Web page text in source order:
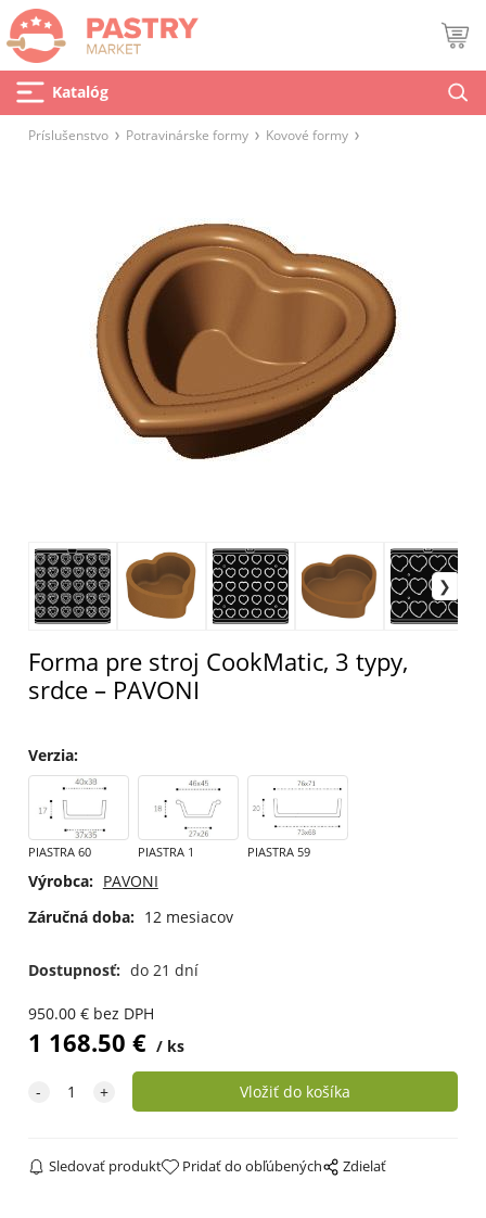
Katalóg
Príslušenstvo Potravinárske formy Kovové formy
Forma pre stroj CookMatic, 3 typy,
srdce – PAVONI
Verzia:
PIASTRA 60 PIASTRA 1 PIASTRA 59
Výrobca: PAVONI
Záručná doba: 12 mesiacov
Dostupnosť: do 21 dní
950.00€ bez DPH
1 168.50 € ks
Sledovať produkt Pridať do obľúbených Zdielať